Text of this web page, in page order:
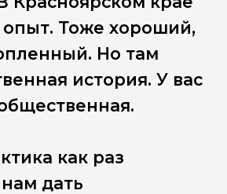
опыт. Тоже хороший,
Но там
история. У вас
как раз
дать